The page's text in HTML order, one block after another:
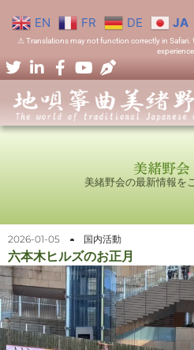
⚠ Translations may not function correctly in
experience.
美緒野
美緒野会の最新情報を
2026-01-05 国内活動
六本木ヒルズのお正月
EN FR DE JA